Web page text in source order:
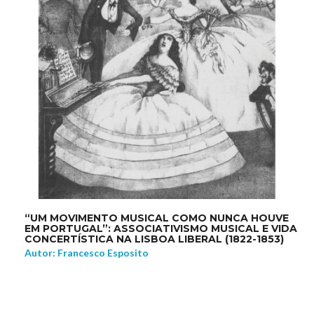
“UM MOVIMENTO MUSICAL COMO NUNCA HOUVE
EM PORTUGAL”: ASSOCIATIVISMO MUSICAL E VIDA
CONCERTÍSTICA NA LISBOA LIBERAL (1822-1853)
Autor: Francesco Esposito